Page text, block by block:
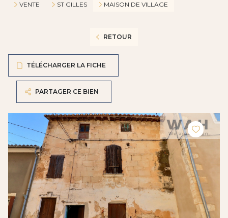
VENTE
ST GILLES MAISON DE VILLAGE
RETOUR
TÉLÉCHARGER LA FICHE
PARTAGER CE BIEN